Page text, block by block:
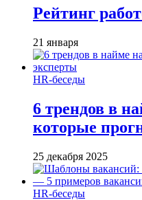
Рейтинг
21 января
HR-беседы
6 трендов в
которые
25 декабря 2025
HR-беседы